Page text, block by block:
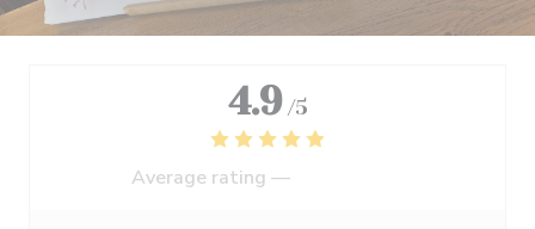
4.9 /5
Average rating —